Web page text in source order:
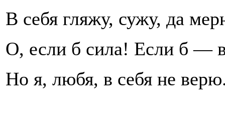
В себя гляжу, сужу, да
О, если б сила! Если б —
Но я, любя, в себя не